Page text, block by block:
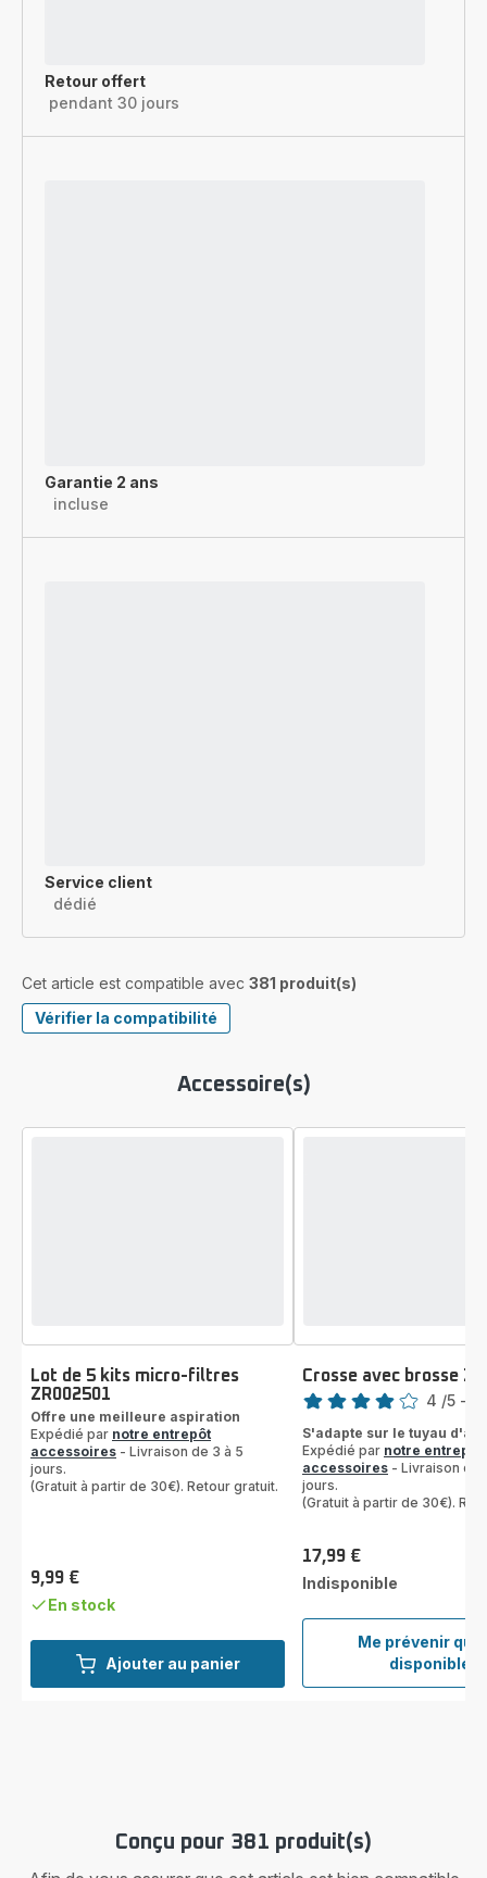
Retour offert
pendant 30 jours
Garantie 2 ans
incluse
Service client
dédié
Cet article est compatible avec 381 produit(s)
Vérifier la compatibilité
Accessoire(s)
Ajouter au panier
Lot de 5 kits micro-filtres
ZR002501
Offre une meilleure aspiration
Expédié par notre entrepôt
accessoires - Livraison de 3 à 5
jours.
(Gratuit à partir de 30€). Retour gratuit.
Prix
9,99 €
En stock
Me prévenir
disponible
avec
Crosse avec brosse
Note
4
étoiles
(moyenne)
4 /5 -
S'adapte sur le tuyau
Expédié par notre entrepôt
accessoires - Livraison de
jours.
(Gratuit à partir de 30€).
Prix
17,99 €
Indisponible
Conçu pour 381 produit(s)